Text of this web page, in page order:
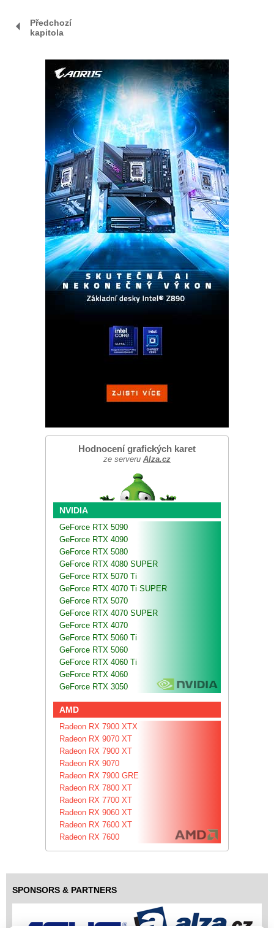
Předchozí
kapitola
Hodnocení grafických karet
ze serveru Alza.cz
NVIDIA
GeForce RTX 5090
GeForce RTX 4090
GeForce RTX 5080
GeForce RTX 4080 SUPER
GeForce RTX 5070 Ti
GeForce RTX 4070 Ti SUPER
GeForce RTX 5070
GeForce RTX 4070 SUPER
GeForce RTX 4070
GeForce RTX 5060 Ti
GeForce RTX 5060
GeForce RTX 4060 Ti
GeForce RTX 4060
GeForce RTX 3050
AMD
Radeon RX 7900 XTX
Radeon RX 9070 XT
Radeon RX 7900 XT
Radeon RX 9070
Radeon RX 7900 GRE
Radeon RX 7800 XT
Radeon RX 7700 XT
Radeon RX 9060 XT
Radeon RX 7600 XT
Radeon RX 7600
SPONSORS & PARTNERS